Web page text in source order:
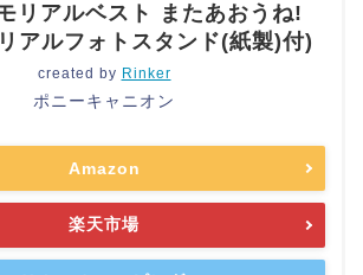
リアルベスト またあおうね!
アルフォトスタンド(紙製)付)
created by Rinker
ポニーキャニオン
Amazon
楽天市場